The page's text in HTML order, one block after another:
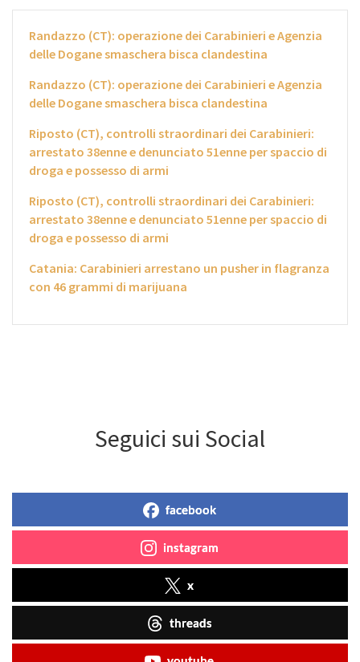
Randazzo (CT): operazione dei Carabinieri e Agenzia
delle Dogane smaschera bisca clandestina
Randazzo (CT): operazione dei Carabinieri e Agenzia
delle Dogane smaschera bisca clandestina
Riposto (CT), controlli straordinari dei Carabinieri:
arrestato 38enne e denunciato 51enne per spaccio di
droga e possesso di armi
Riposto (CT), controlli straordinari dei Carabinieri:
arrestato 38enne e denunciato 51enne per spaccio di
droga e possesso di armi
Catania: Carabinieri arrestano un pusher in flagranza
con 46 grammi di marijuana
Seguici sui Social
facebook
instagram
x
threads